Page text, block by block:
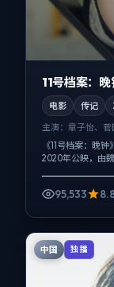
11号档案：晚
电影 传记
主演： 章子怡、
《11号档案：晚
2020年公映，由
95,533
中国 独播